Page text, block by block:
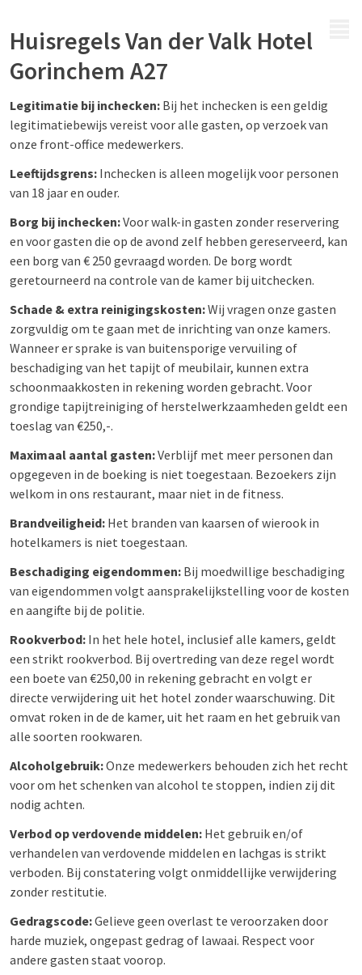
Huisregels Van der Valk Hotel
Gorinchem A27
Legitimatie bij inchecken: Bij het inchecken is een geldig
legitimatiebewijs vereist voor alle gasten, op verzoek van
onze front-office medewerkers.
Leeftijdsgrens: Inchecken is alleen mogelijk voor personen
van 18 jaar en ouder.
Borg bij inchecken:Voor walk-in gasten zonder reservering
en voor gasten die op de avond zelf hebben gereserveerd, kan
een borg van € 250 gevraagd worden. De borg wordt
geretourneerd na controle van de kamer bij uitchecken.
Schade & extra reinigingskosten:Wij vragen onze gasten
zorgvuldig om te gaan met de inrichting van onze kamers.
Wanneer er sprake is van buitensporige vervuiling of
beschadiging van het tapijt of meubilair, kunnen extra
schoonmaakkosten in rekening worden gebracht. Voor
grondige tapijtreiniging of herstelwerkzaamheden geldt een
toeslag van €250,-.
Maximaal aantal gasten:Verblijf met meer personen dan
opgegeven in de boeking is niet toegestaan. Bezoekers zijn
welkom in ons restaurant, maar niet in de fitness.
Brandveiligheid: Het branden van kaarsen of wierook in
hotelkamers is niet toegestaan.
Beschadiging eigendommen: Bij moedwillige beschadiging
van eigendommen volgt aansprakelijkstelling voor de kosten
en aangifte bij de politie.
Rookverbod: In het hele hotel, inclusief alle kamers, geldt
een strikt rookverbod. Bij overtreding van deze regel wordt
een boete van €250,00 in rekening gebracht en volgt er
directe verwijdering uit het hotel zonder waarschuwing. Dit
omvat roken in de de kamer, uit het raam en het gebruik van
alle soorten rookwaren.
Alcoholgebruik:Onze medewerkers behouden zich het recht
voor om het schenken van alcohol te stoppen, indien zij dit
nodig achten.
Verbod op verdovende middelen: Het gebruik en/of
verhandelen van verdovende middelen en lachgas is strikt
verboden. Bij constatering volgt onmiddellijke verwijdering
zonder restitutie.
Gedragscode:Gelieve geen overlast te veroorzaken door
harde muziek, ongepast gedrag of lawaai. Respect voor
andere gasten staat voorop.